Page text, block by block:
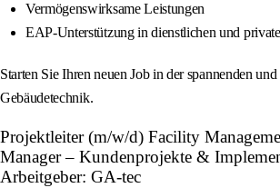
Vermögenswirksame Leistungen
EAP-Unterstützung in dienstlichen und
Starten Sie Ihren neuen Job in der spannenden
Gebäudetechnik.
Projektleiter (m/w/d) Facility
Manager – Kundenprojekte &
Arbeitgeber: GA-tec